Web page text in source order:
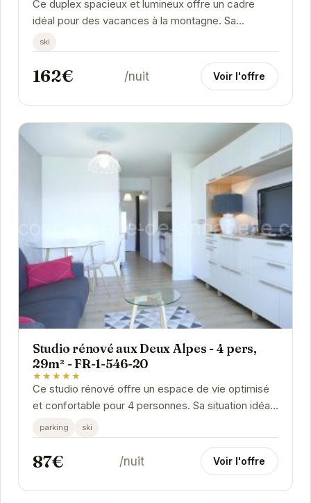
Ce duplex spacieux et lumineux offre un cadre
idéal pour des vacances à la montagne. Sa
proximité avec les pistes de ski en fait un choix
parfait...
ski
162€ /nuit Voir l'offre
Studio rénové aux Deux Alpes - 4 pers,
29m² - FR-1-546-20
★★★★★
Ce studio rénové offre un espace de vie optimisé
et confortable pour 4 personnes. Sa situation idéale
aux Deux Alpes permet un accès rapide aux...
parking ski
87€ /nuit Voir l'offre